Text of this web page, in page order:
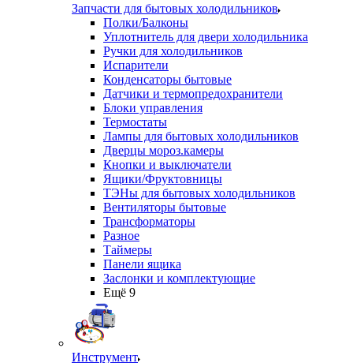
Запчасти для бытовых холодильников
Полки/Балконы
Уплотнитель для двери холодильника
Ручки для холодильников
Испарители
Конденсаторы бытовые
Датчики и термопредохранители
Блоки управления
Термостаты
Лампы для бытовых холодильников
Дверцы мороз.камеры
Кнопки и выключатели
Ящики/Фруктовницы
ТЭНы для бытовых холодильников
Вентиляторы бытовые
Трансформаторы
Разное
Таймеры
Панели ящика
Заслонки и комплектующие
Ещё 9
Инструмент